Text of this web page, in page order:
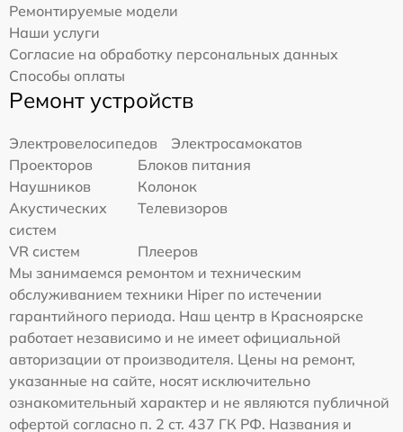
Ремонтируемые модели
Наши услуги
Согласие на обработку персональных данных
Способы оплаты
Ремонт устройств
Электровелосипедов
Электросамокатов
Проекторов
Блоков питания
Наушников
Колонок
Акустических
систем
Телевизоров
VR систем
Плееров
Мы занимаемся ремонтом и техническим
обслуживанием техники Hiper по истечении
гарантийного периода. Наш центр в Красноярске
работает независимо и не имеет официальной
авторизации от производителя. Цены на ремонт,
указанные на сайте, носят исключительно
ознакомительный характер и не являются публичной
офертой согласно п. 2 ст. 437 ГК РФ. Названия и